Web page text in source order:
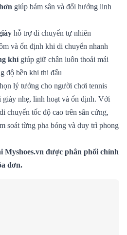
giúp bám sân và đổi hướng linh
hỗ trợ di chuyển tự nhiên
và ổn định khi di chuyển nhanh
khígiúp giữ chân luôn thoải mái
độ bền khi thi đấu
lý tưởng cho người chơi tennis
giày nhẹ, linh hoạt và ổn định. Với
chuyển tốc độ cao trên sân cứng,
soát từng pha bóng và duy trì phong
Myshoes.vn được phân phối chính
đơn.